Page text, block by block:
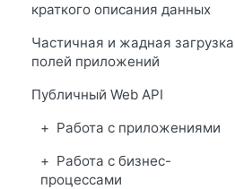
краткого описания данных
Частичная и жадная загрузка
полей приложений
Публичный Web API
Работа с приложениями
Работа с бизнес-
процессами